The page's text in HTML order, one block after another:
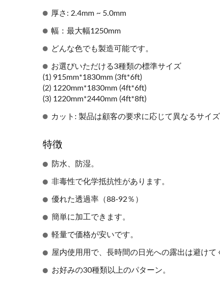
厚さ: 2.4mm ~ 5.0mm
幅：最大幅1250mm
どんな色でも製造可能です。
お選びいただける3種類の標準サイズ
(1) 915mm*1830mm (3ft*6ft)
(2) 1220mm*1830mm (4ft*6ft)
(3) 1220mm*2440mm (4ft*8ft)
カット: 製品は顧客の要求に応じて異なるサイ
特徴
防水、防湿。
非毒性で化学抵抗性があります。
優れた透過率（88-92％）
簡単に加工できます。
軽量で価格が安いです。
屋内使用用で、長時間の日光への露出は避けて
お好みの30種類以上のパターン。